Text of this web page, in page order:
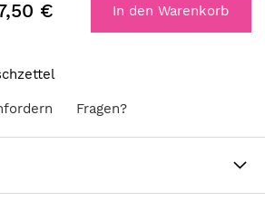
€ In den Warenkorb
Fragen?